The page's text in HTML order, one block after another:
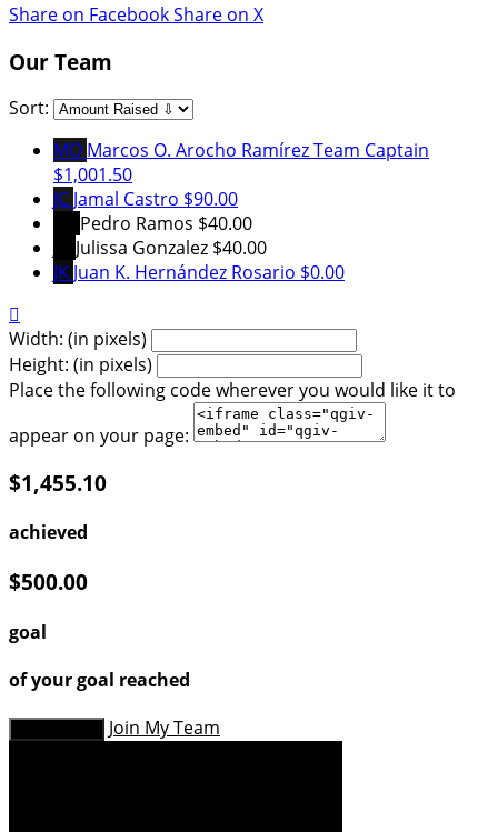
Share on FacebookShare on X
Our Team
Sort:
MO Marcos O. Arocho RamírezTeam Captain
$1,001.50
JC Jamal Castro $90.00
Pedro Ramos $40.00
Julissa Gonzalez $40.00
JK Juan K. Hernández Rosario $0.00

Width: (in pixels)
Height: (in pixels)
Place the following code wherever you would like it to
appear on your page:
$1,455.10
achieved
$500.00
goal
of your goal reached
Join My Team